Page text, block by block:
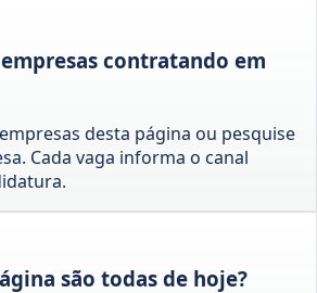
contratando em
desta página ou pesquise
Cada vaga informa o canal
são todas de hoje?